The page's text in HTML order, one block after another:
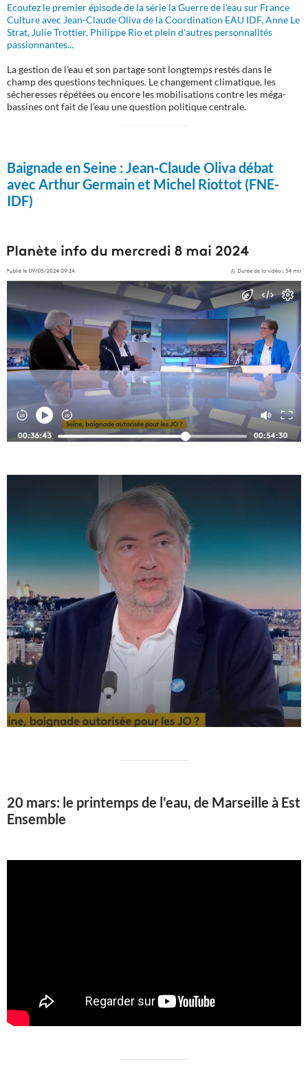
Ecoutez le premier épisode de la série la Guerre de l'eau sur France
Culture avec Jean-Claude Oliva de la Coordination EAU IDF, Anne Le
Strat, Julie Trottier, Philippe Rio et plein d'autres personnalités
passionnantes...
La gestion de l’eau et son partage sont longtemps restés dans le
champ des questions techniques. Le changement climatique, les
sécheresses répétées ou encore les mobilisations contre les méga-
bassines ont fait de l’eau une question politique centrale.
Baignade en Seine :Jean-Claude Oliva débat
avec Arthur Germain et Michel Riottot (FNE-
IDF)
20 mars: le printemps de l'eau, de Marseille à Est
Ensemble